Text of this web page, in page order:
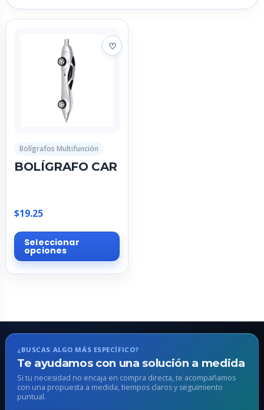
Bolígrafos Multifunción
BOLÍGRAFO CAR
$19.25
Seleccionar
opciones
Este
múltiples
opciones
se
pueden
elegir
en
la
¿BUSCAS ALGO MÁS ESPECÍFICO?
Te ayudamos con una solución a medida
Si tu necesidad no encaja en compra directa, te acompañamos
con una propuesta a medida, tiempos claros y seguimiento
puntual.